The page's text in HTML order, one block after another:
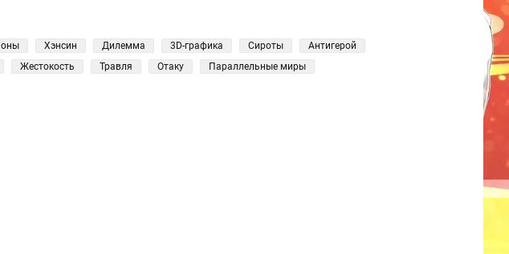
Хэнсин Дилемма 3D-графика Сироты
Антигерой
Жестокость Травля Отаку Параллельные миры